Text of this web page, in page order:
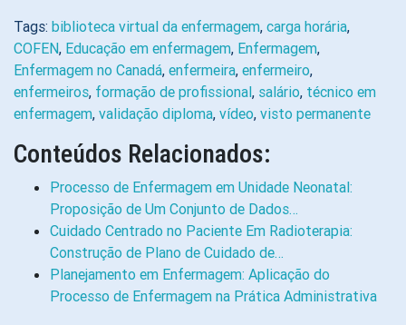
Tags: biblioteca virtual da enfermagem, carga horária,
COFEN, Educação em enfermagem, Enfermagem,
Enfermagem no Canadá, enfermeira, enfermeiro,
enfermeiros, formação de profissional, salário, técnico em
enfermagem, validação diploma, vídeo, visto permanente
Conteúdos Relacionados:
Processo de Enfermagem em Unidade Neonatal:
Proposição de Um Conjunto de Dados…
Cuidado Centrado no Paciente Em Radioterapia:
Construção de Plano de Cuidado de…
Planejamento em Enfermagem: Aplicação do
Processo de Enfermagem na Prática Administrativa